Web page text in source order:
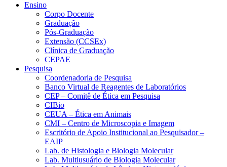
Ensino
Corpo Docente
Graduação
Pós-Graduação
Extensão (CCSEx)
Clínica de Graduação
CEPAE
Pesquisa
Coordenadoria de Pesquisa
Banco Virtual de Reagentes de Laboratórios
CEP – Comitê de Ética em Pesquisa
CIBio
CEUA – Ética em Animais
CMI – Centro de Microscopia e Imagem
Escritório de Apoio Institucional ao Pesquisador –
EAIP
Lab. de Histologia e Biologia Molecular
Lab. Multiusuário de Biologia Molecular